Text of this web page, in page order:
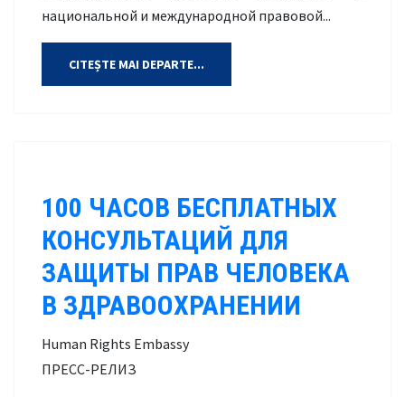
национальной и международной правовой...
CITEȘTE MAI DEPARTE...
100 ЧАСОВ БЕСПЛАТНЫХ
КОНСУЛЬТАЦИЙ ДЛЯ
ЗАЩИТЫ ПРАВ ЧЕЛОВЕКА
В ЗДРАВООХРАНЕНИИ
Human Rights Embassy
ПРЕСС-РЕЛИЗ